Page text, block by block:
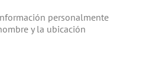
personalmente
y la ubicación